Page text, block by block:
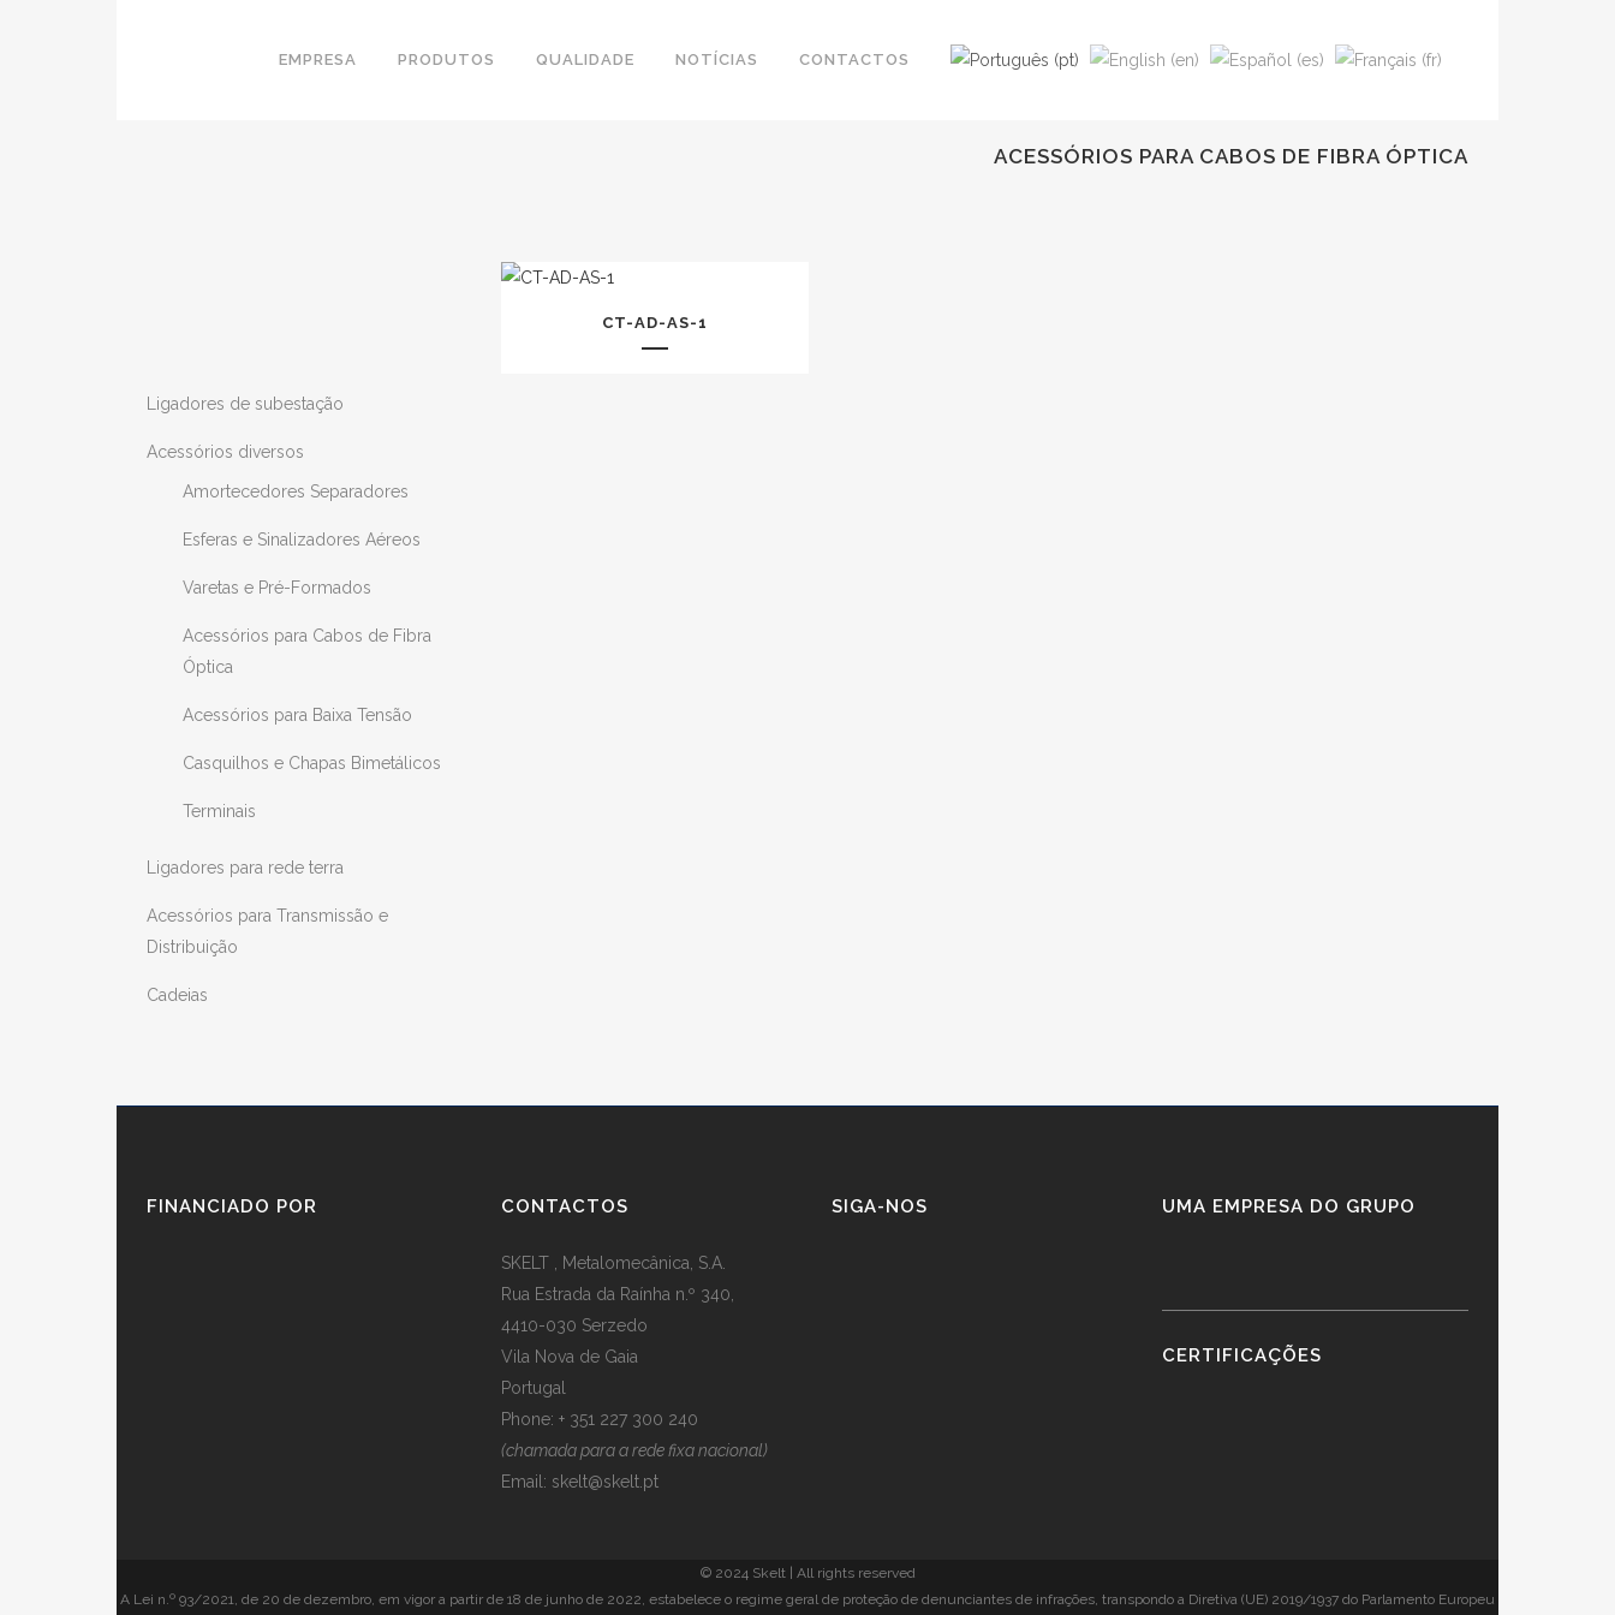
EMPRESA PRODUTOS QUALIDADE NOTÍCIAS CONTACTOS
ACESSÓRIOS PARA CABOS DE FIBRA ÓPTICA
Ligadores de subestação
Acessórios diversos
Amortecedores Separadores
Esferas e Sinalizadores Aéreos
Varetas e Pré-Formados
Acessórios para Cabos de Fibra
Óptica
Acessórios para Baixa Tensão
Casquilhos e Chapas Bimetálicos
Terminais
Ligadores para rede terra
Acessórios para Transmissão e
Distribuição
Cadeias
CT-AD-AS-1
FINANCIADO POR CONTACTOS
SKELT , Metalomecânica, S.A.
Rua Estrada da Raínha n.º 340,
4410-030 Serzedo
Vila Nova de Gaia
Portugal
Phone: + 351 227 300 240
(chamada para a rede fixa nacional)
Email: skelt@skelt.pt
SIGA-NOS UMA EMPRESA DO GRUPO
CERTIFICAÇÕES
© 2024 Skelt | All rights reserved
A Lei n.º 93/2021, de 20 de dezembro, em vigor a partir de 18 de junho de 2022, estabelece o regime geral de proteção de denunciantes de infrações, transpondo a Diretiva (UE) 2019/1937 do Parlamento Europeu